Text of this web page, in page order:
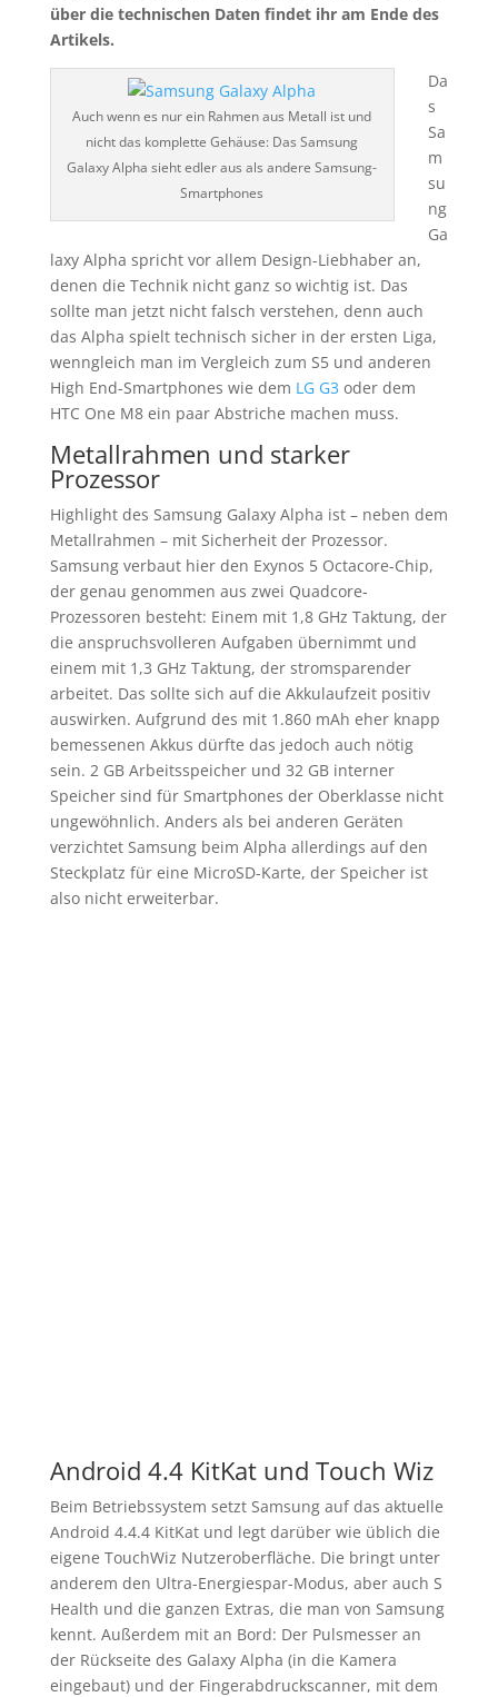
über die technischen Daten findet ihr am Ende des
Artikels.
Auch wenn es nur ein Rahmen aus Metall ist und
nicht das komplette Gehäuse: Das Samsung
Galaxy Alpha sieht edler aus als andere Samsung-
Smartphones
Da
s
Sa
m
su
ng
Ga
laxy Alpha spricht vor allem Design-Liebhaber an,
denen die Technik nicht ganz so wichtig ist. Das
sollte man jetzt nicht falsch verstehen, denn auch
das Alpha spielt technisch sicher in der ersten Liga,
wenngleich man im Vergleich zum S5 und anderen
High End-Smartphones wie dem LG G3 oder dem
HTC One M8 ein paar Abstriche machen muss.
Metallrahmen und starker
Prozessor
Highlight des Samsung Galaxy Alpha ist – neben dem
Metallrahmen – mit Sicherheit der Prozessor.
Samsung verbaut hier den Exynos 5 Octacore-Chip,
der genau genommen aus zwei Quadcore-
Prozessoren besteht: Einem mit 1,8 GHz Taktung, der
die anspruchsvolleren Aufgaben übernimmt und
einem mit 1,3 GHz Taktung, der stromsparender
arbeitet. Das sollte sich auf die Akkulaufzeit positiv
auswirken. Aufgrund des mit 1.860 mAh eher knapp
bemessenen Akkus dürfte das jedoch auch nötig
sein. 2 GB Arbeitsspeicher und 32 GB interner
Speicher sind für Smartphones der Oberklasse nicht
ungewöhnlich. Anders als bei anderen Geräten
verzichtet Samsung beim Alpha allerdings auf den
Steckplatz für eine MicroSD-Karte, der Speicher ist
also nicht erweiterbar.
Android 4.4 KitKat und Touch Wiz
Beim Betriebssystem setzt Samsung auf das aktuelle
Android 4.4.4 KitKat und legt darüber wie üblich die
eigene TouchWiz Nutzeroberfläche. Die bringt unter
anderem den Ultra-Energiespar-Modus, aber auch S
Health und die ganzen Extras, die man von Samsung
kennt. Außerdem mit an Bord: Der Pulsmesser an
der Rückseite des Galaxy Alpha (in die Kamera
eingebaut) und der Fingerabdruckscanner, mit dem